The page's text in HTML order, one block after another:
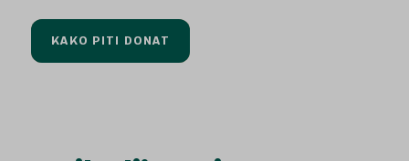
KAKO PITI DONAT